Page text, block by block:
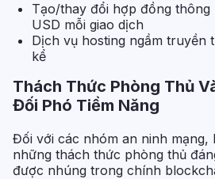
Tạo/thay đổi hợp đồng thông
USD mỗi giao dịch
Dịch vụ hosting ngầm truyền
kể
Thách Thức Phòng Thủ
Đối Phó Tiềm Năng
Đối với các nhóm an ninh mạng,
những thách thức phòng thủ
được nhúng trong chính